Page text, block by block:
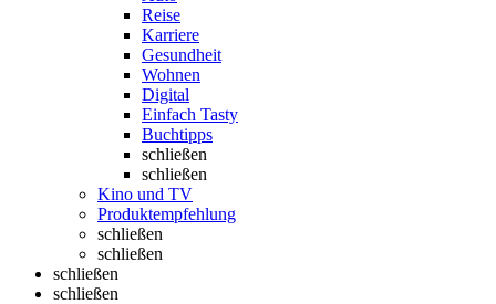
Reise
Karriere
Gesundheit
Wohnen
Digital
Einfach Tasty
Buchtipps
schließen
schließen
Kino und TV
Produktempfehlung
schließen
schließen
schließen
schließen